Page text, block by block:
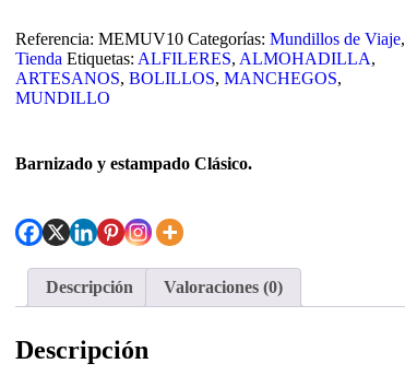
Referencia: MEMUV10 Categorías: Mundillos de Viaje,
Tienda Etiquetas: ALFILERES, ALMOHADILLA,
ARTESANOS, BOLILLOS, MANCHEGOS,
MUNDILLO
Barnizado y estampado Clásico.
Descripción Valoraciones (0)
Descripción